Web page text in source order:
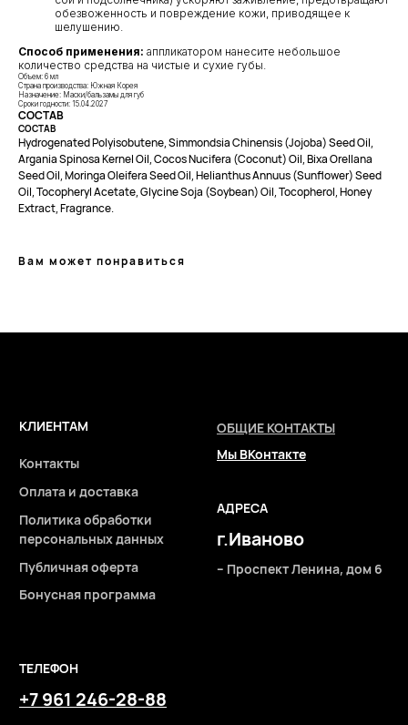
обезвоженность и повреждение кожи, приводящее к
шелушению.
Способ применения: аппликатором нанесите небольшое
количество средства на чистые и сухие губы.
Объем: 6 мл
Страна производства: Южная Корея
Назначение: Маски/бальзамы для губ
Сроки годности: 15.04.2027
СОСТАВ
СОСТАВ
Hydrogenated Polyisobutene, Simmondsia Chinensis (Jojoba) Seed Oil,
Argania Spinosa Kernel Oil, Cocos Nucifera (Coconut) Oil, Bixa Orellana
Seed Oil, Moringa Oleifera Seed Oil, Helianthus Annuus (Sunflower) Seed
Oil, Tocopheryl Acetate, Glycine Soja (Soybean) Oil, Tocopherol, Honey
Extract, Fragrance.
Вам может понравиться
ТЕЛЕФОН
+7 961 246-28-88
2026 © Интернет-магазин косметики «MY BEAUTY BAR»
КЛИЕНТАМ
Контакты
Оплата и доставка
Политика обработки
персональных данных
Публичная оферта
Бонусная программа